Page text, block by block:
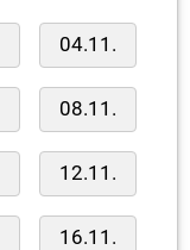
04.11.
08.11.
12.11.
16.11.